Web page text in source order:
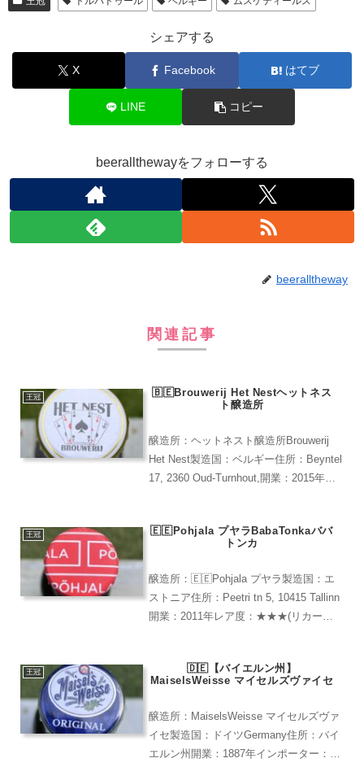
シェアする
X Facebook はてブ
LINE コピー
beerallthewayをフォローする
beeralltheway
関連記事
王冠
🇧🇪Brouwerij Het Nestヘットネス
ト醸造所
醸造所：ヘットネスト醸造所Brouwerij
Het Nest製造国：ベルギー住所：Beyntel
17, 2360 Oud-Turnhout,開業：2015年レ
バー。青...
王冠
🇪🇪Pohjala プヤラBabaTonkaババ
トンカ
醸造所：🇪🇪Pohjala プヤラ製造国：エ
ストニア住所：Peetri tn 5, 10415 Tallinn
開業：2011年レア度：★★★(リカーズ
たブルワリー。ビ...
王冠
🇩🇪【バイエルン州】
MaiselsWeisse マイセルズヴァイセ
醸造所：MaiselsWeisse マイセルズヴァ
イセ製造国：ドイツGermany住所：バイ
エルン州開業：1887年インポーター：廣